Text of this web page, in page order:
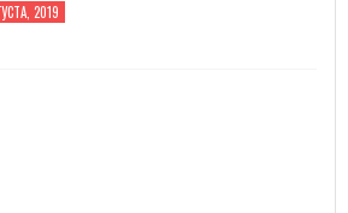
2019